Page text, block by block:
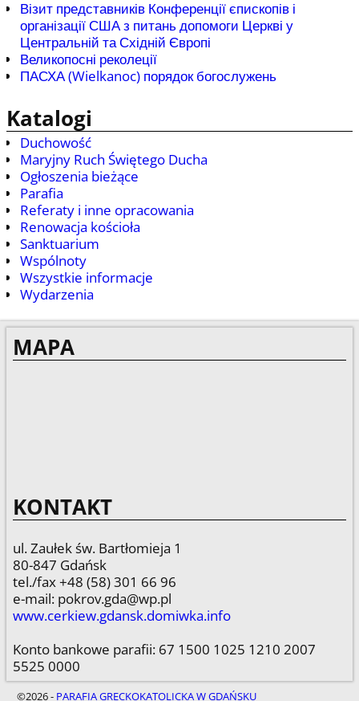
Візит представників Конференції єпископів і
організації США з питань допомоги Церкві у
Центральній та Східній Європі
Великопосні реколеції
ПАСХА (Wielkanoc) порядок богослужень
Katalogi
Duchowość
Maryjny Ruch Świętego Ducha
Ogłoszenia bieżące
Parafia
Referaty i inne opracowania
Renowacja kościoła
Sanktuarium
Wspólnoty
Wszystkie informacje
Wydarzenia
MAPA
KONTAKT
ul. Zaułek św. Bartłomieja 1
80-847 Gdańsk
tel./fax +48 (58) 301 66 96
e-mail: pokrov.gda@wp.pl
www.cerkiew.gdansk.domiwka.info
Konto bankowe parafii: 67 1500 1025 1210 2007
5525 0000
©2026 - PARAFIA GRECKOKATOLICKA W GDAŃSKU